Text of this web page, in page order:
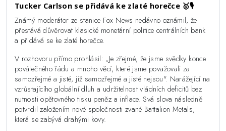
Tucker Carlson se přidává ke zlaté horečce 🥇🎙️
Známý moderátor ze stanice Fox News nedávno oznámil, že
přestává důvěrovat klasické monetární politice centrálních bank
a přidává se ke zlaté horečce.
V rozhovoru přímo prohlásil: „Je zřejmé, že jsme svědky konce
poválečného řádu a mnoho věcí, které jsme považovali za
samozřejmé a jisté, již samozřejmé a jisté nejsou". Narážející na
vzrůstajícího globální dluh a udržitelnost vládních deficitů bez
nutnosti opětovného tisku peněz a inflace. Svá slova následně
potvrdil založením nové společnosti zvané Battalion Metals,
která se zabývá drahými kovy.